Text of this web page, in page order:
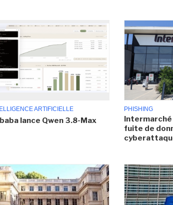
ARTIFICIELLE
lance Qwen 3.8-Max
PHISHING
fuite de